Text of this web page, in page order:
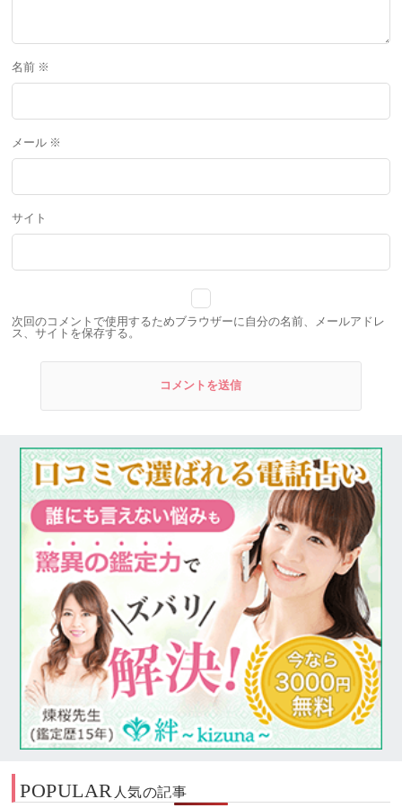
名前 ※
メール ※
サイト
次回のコメントで使用するためブラウザーに自分の名前、メールアドレ
ス、サイトを保存する。
POPULAR 人気の記事